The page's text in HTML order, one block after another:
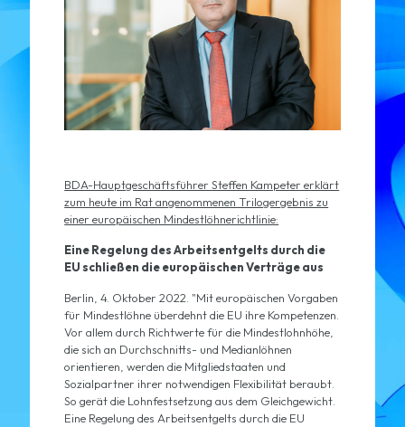
BDA-Hauptgeschäftsführer Steffen Kampeter erklärt
zum heute im Rat angenommenen Trilogergebnis zu
einer europäischen Mindestlöhnerichtlinie:
Eine Regelung des Arbeitsentgelts durch die
EU schließen die europäischen Verträge aus
Berlin, 4. Oktober 2022. "Mit europäischen Vorgaben
für Mindestlöhne überdehnt die EU ihre Kompetenzen.
Vor allem durch Richtwerte für die Mindestlohnhöhe,
die sich an Durchschnitts- und Medianlöhnen
orientieren, werden die Mitgliedstaaten und
Sozialpartner ihrer notwendigen Flexibilität beraubt.
So gerät die Lohnfestsetzung aus dem Gleichgewicht.
Eine Regelung des Arbeitsentgelts durch die EU